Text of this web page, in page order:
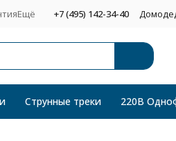
Ещё +7 (495) 142-34-40
Струнные треки 220В